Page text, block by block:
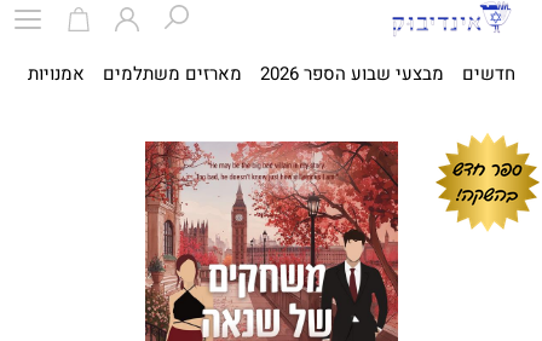
חדשים מבצעי שבוע הספר 2026 מארזים משתלמים אמנויות